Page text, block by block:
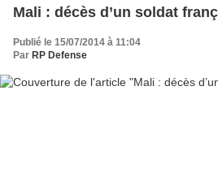
Mali : décès d’un soldat
Publié le 15/07/2014 à 11:04
Par RP Defense